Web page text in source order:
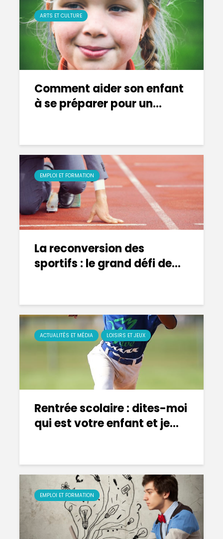
ARTS ET CULTURE
Comment aider son enfant
à se préparer pour un...
EMPLOI ET FORMATION
La reconversion des
sportifs : le grand défi de...
ACTUALITÉS ET MÉDIA LOISIRS ET JEUX
Rentrée scolaire : dites-moi
qui est votre enfant et je...
EMPLOI ET FORMATION